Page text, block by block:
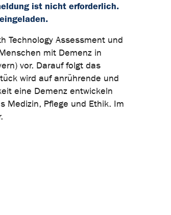
ist nicht erforderlich.
Technology Assessment und
mit Demenz in
vor. Darauf folgt das
wird auf anrührende und
eine Demenz entwickeln
Medizin, Pflege und Ethik. Im